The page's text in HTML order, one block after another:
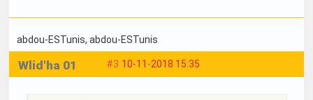
abdou-ESTunis, abdou-ESTunis
#3 10-11-2018 15:35
Wlid'ha 01